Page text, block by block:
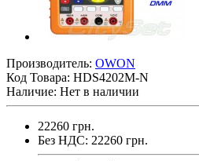
Производитель: OWON
Код Товара: HDS4202M-N
Наличие: Нет в наличии
22260 грн.
Без НДС: 22260 грн.